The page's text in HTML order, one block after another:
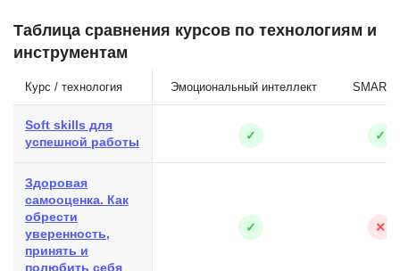
Таблица сравнения курсов по технологиям и
инструментам
Курс / технология Эмоциональный интеллект SMART
Soft skills для
успешной работы
✓ ✓
Здоровая
самооценка. Как
обрести
уверенность,
принять и
полюбить себя
✓ ✕